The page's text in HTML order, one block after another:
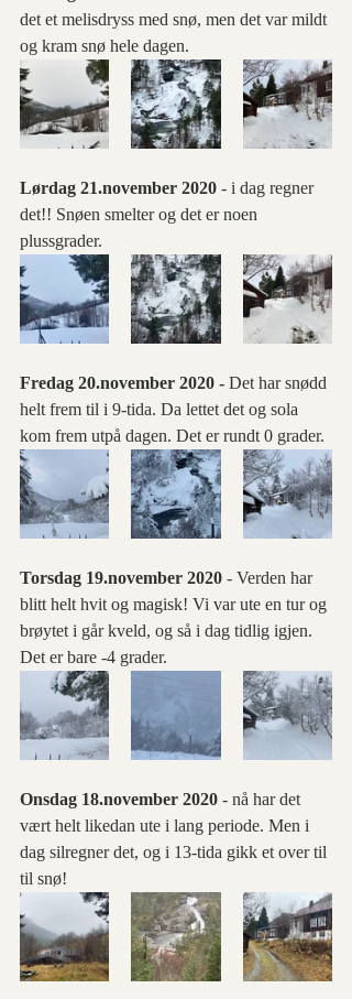
det et melisdryss med snø, men det var mildt
og kram snø hele dagen.
Lørdag 21.november 2020 - i dag regner
det!! Snøen smelter og det er noen
plussgrader.
Fredag 20.november 2020 - Det har snødd
helt frem til i 9-tida. Da lettet det og sola
kom frem utpå dagen. Det er rundt 0 grader.
Torsdag 19.november 2020 - Verden har
blitt helt hvit og magisk! Vi var ute en tur og
brøytet i går kveld, og så i dag tidlig igjen.
Det er bare -4 grader.
Onsdag 18.november 2020 - nå har det
vært helt likedan ute i lang periode. Men i
dag silregner det, og i 13-tida gikk et over til
til snø!